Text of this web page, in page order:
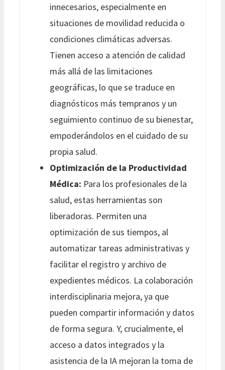
innecesarios, especialmente en
situaciones de movilidad reducida o
condiciones climáticas adversas.
Tienen acceso a atención de calidad
más allá de las limitaciones
geográficas, lo que se traduce en
diagnósticos más tempranos y un
seguimiento continuo de su bienestar,
empoderándolos en el cuidado de su
propia salud.
Optimización de la Productividad
Médica: Para los profesionales de la
salud, estas herramientas son
liberadoras. Permiten una
optimización de sus tiempos, al
automatizar tareas administrativas y
facilitar el registro y archivo de
expedientes médicos. La colaboración
interdisciplinaria mejora, ya que
pueden compartir información y datos
de forma segura. Y, crucialmente, el
acceso a datos integrados y la
asistencia de la IA mejoran la toma de